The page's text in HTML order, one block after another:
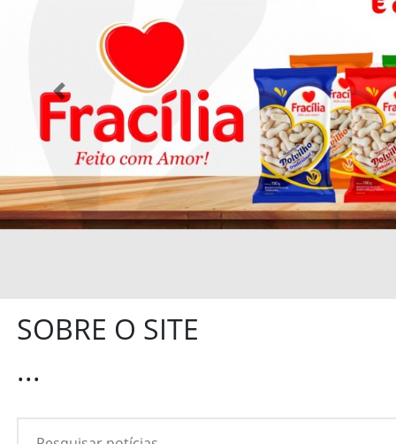
Previous
SOBRE O SITE
...